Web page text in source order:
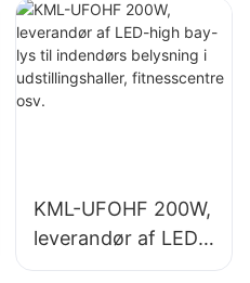
indendørs
belysning i
industrianlæg,
fitnesscentre osv.
KML-UFOHF 200W,
leverandør af LED-
high bay-lys til